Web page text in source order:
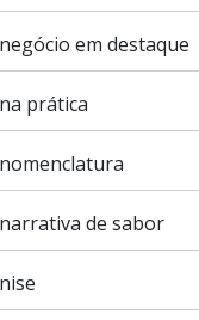
em destaque
prática
de sabor